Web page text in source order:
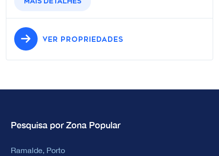
VER PROPRIEDADES
Pesquisa por Zona Popular
Ramalde, Porto